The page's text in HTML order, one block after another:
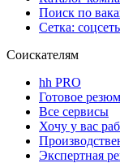
Поиск по
Сетка:
Соискателям
hh PRO
Готовое
Все сервисы
Хочу у вас
Экспертная